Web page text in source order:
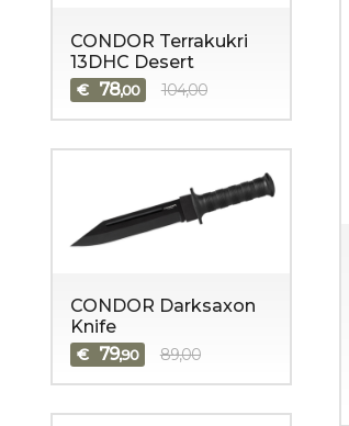
CONDOR Terrakukri
13DHC Desert
€ 78,00 104,00
CONDOR Darksaxon
Knife
€ 79,90 89,00